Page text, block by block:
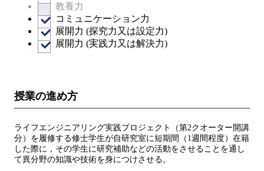
教養力
コミュニケーション力
展開力 (探究力又は設定力)
展開力 (実践力又は解決力)
授業の進め方
ライフエンジニアリング実践プロジェクト（第2クオーター開講
分）を履修する修士学生が自研究室に短期間（1週間程度）在籍
した際に，その学生に研究補助などの活動をさせることを通し
て異分野の知識や技術を身につけさせる。